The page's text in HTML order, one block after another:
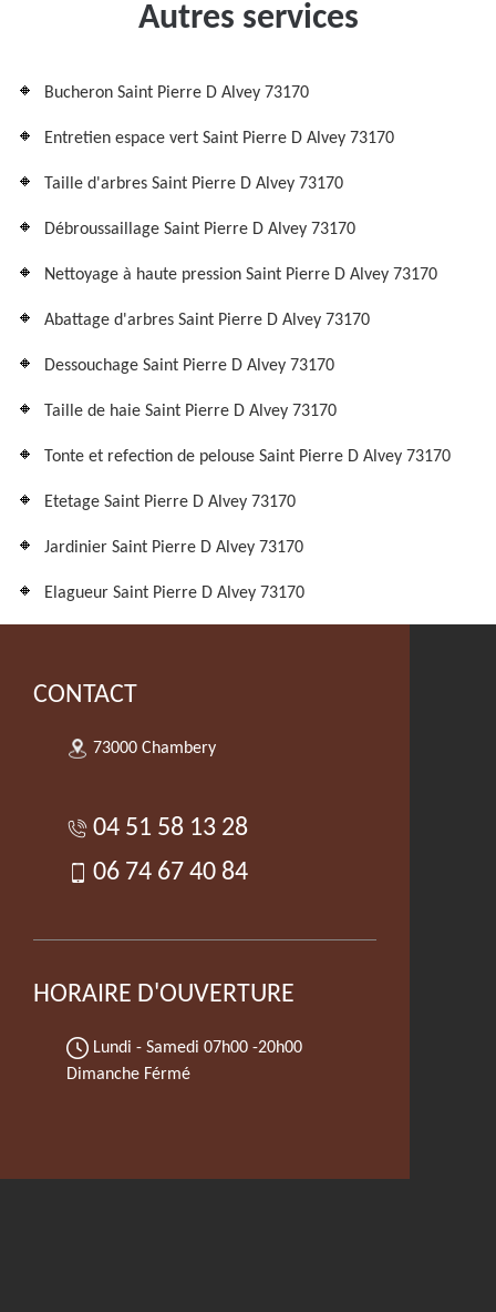
Autres services
Bucheron Saint Pierre D Alvey 73170
Entretien espace vert Saint Pierre D Alvey 73170
Taille d'arbres Saint Pierre D Alvey 73170
Débroussaillage Saint Pierre D Alvey 73170
Nettoyage à haute pression Saint Pierre D Alvey 73170
Abattage d'arbres Saint Pierre D Alvey 73170
Dessouchage Saint Pierre D Alvey 73170
Taille de haie Saint Pierre D Alvey 73170
Tonte et refection de pelouse Saint Pierre D Alvey 73170
Etetage Saint Pierre D Alvey 73170
Jardinier Saint Pierre D Alvey 73170
Elagueur Saint Pierre D Alvey 73170
CONTACT
73000 Chambery
04 51 58 13 28
06 74 67 40 84
HORAIRE D'OUVERTURE
Lundi - Samedi 07h00 -20h00
Dimanche Férmé